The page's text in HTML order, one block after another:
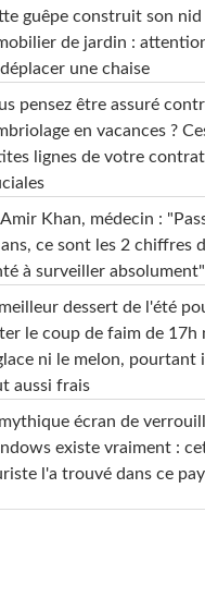
guêpe construit son nid
de jardin :
une chaise
pensez être assuré
en vacances ?
lignes de votre
Khan, médecin :
ce sont les 2 chiffres
à surveiller absolument"
dessert de l'été
le coup de faim de 17h
ni le melon, pourtant
aussi frais
écran de
existe vraiment :
l'a trouvé dans ce